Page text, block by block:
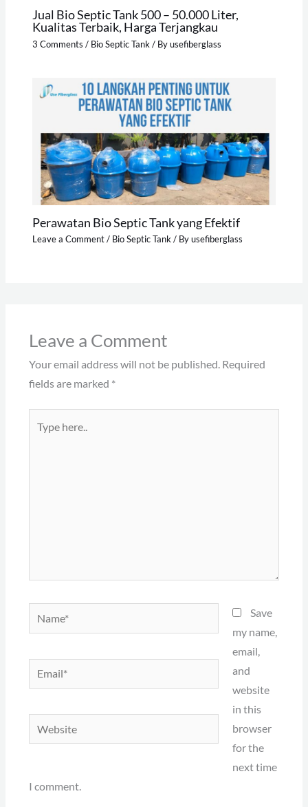
Jual Bio Septic Tank 500 – 50.000 Liter,
Kualitas Terbaik, Harga Terjangkau
3 Comments / Bio Septic Tank/ Byusefiberglass
Perawatan Bio Septic Tank yang Efektif
Leave a Comment/ Bio Septic Tank/ Byusefiberglass
Leave a Comment
Your email address will not be published. Required
fields are marked *
here..
Name*
Email*
Website
Save
my name,
email,
and
website
in this
browser
for the
next time
I comment.